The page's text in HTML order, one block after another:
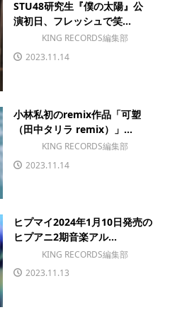
STU48研究生『僕の太陽』公
演初日、フレッシュで笑...
KING RECORDS編集部
2023.11.14
小林私初のremix作品「可塑
（田中タリラ remix）」...
KING RECORDS編集部
2023.11.14
ヒプマイ2024年1月10日発売の
ヒプアニ2期音楽アル...
KING RECORDS編集部
2023.11.13